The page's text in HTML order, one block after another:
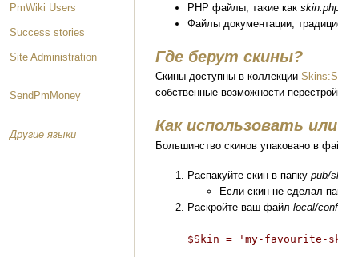
PmWiki Users
Success stories
Site Administration
SendPmMoney
Другие языки
PHP файлы, такие как
Файлы документации,
Где берут скины?
Скины доступны в коллекции
собственные возможности
Как использовать
Большинство скинов упаковано в
Распакуйте скин в папкуpub/
Если скин не сделал
Раскройте ваш файлlocal/
$Skin = 'my-favourite-